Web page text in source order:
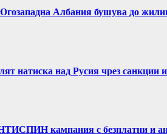
Албания бушува до
натиска над Русия чрез
кампания с безплатни и